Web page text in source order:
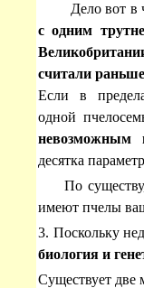
Дело вот в
с одним
считали
Если в
одной
невозможным
десятка
По существу,
имеют пчелы
3. Поскольку
биология и
Существует